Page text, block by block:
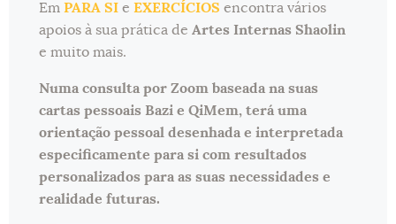
EmPARA SI eEXERCÍCIOS encontra vários
apoios à sua prática deArtes Internas Shaolin
e muito mais.
Numa consulta por Zoom baseada na suas
cartas pessoais Bazi e QiMem, terá uma
orientação pessoal desenhada e interpretada
especificamente para si com resultados
personalizados para as suas necessidades e
realidade futuras.